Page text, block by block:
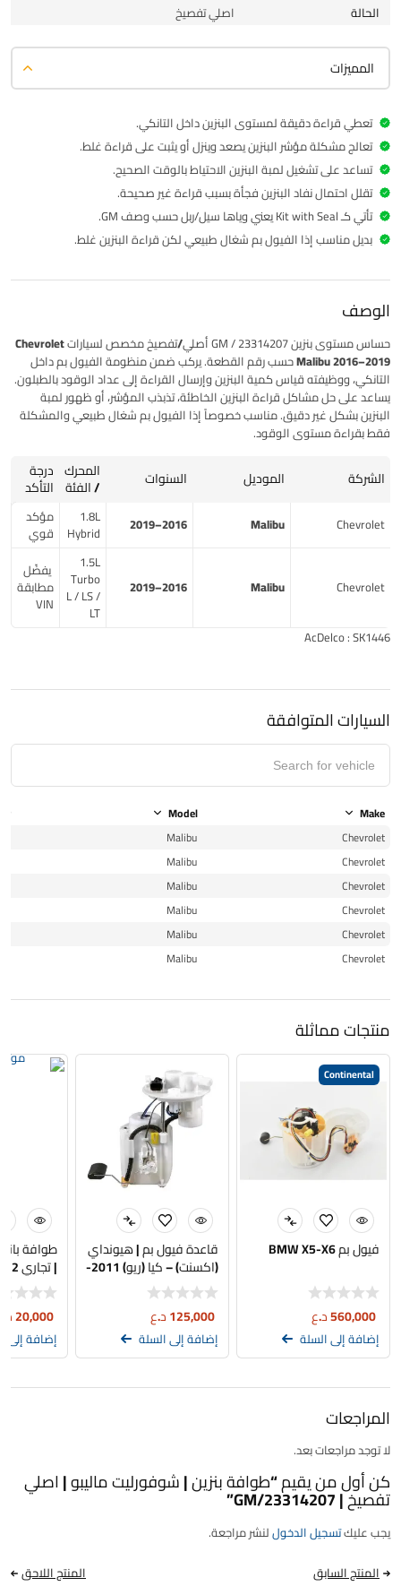
الحالة اصلي تفصيخ
المميزات
تعطي قراءة دقيقة لمستوى البنزين داخل التانكي.
تعالج مشكلة مؤشر البنزين يصعد وينزل أو يثبت على قراءة غلط.
تساعد على تشغيل لمبة البنزين الاحتياط بالوقت الصحيح.
تقلل احتمال نفاد البنزين فجأة بسبب قراءة غير صحيحة.
تأتي كـ Kit with Seal يعني وياها سيل/ربل حسب وصف GM.
بديل مناسب إذا الفيول بم شغال طبيعي لكن قراءة البنزين غلط.
الوصف
حساس مستوى بنزين23314207 / GM أصلي/تفصيخمخصص لسياراتChevrolet
Malibu 2016–2019حسب رقم القطعة. يركب ضمن منظومةالفيول بم داخل
التانكي، ووظيفته قياس كمية البنزين وإرسال القراءة إلى عداد الوقود بالطبلون.
يساعد على حل مشاكل قراءة البنزين الخاطئة، تذبذب المؤشر، أو ظهور لمبة
البنزين بشكل غير دقيق. مناسب خصوصاً إذا الفيول بم شغال طبيعي والمشكلة
فقط بقراءة مستوى الوقود.
الشركة الموديل السنوات المحرك
/ الفئة
درجة
التأكد
Chevrolet
Malibu
2016–2019
1.8L
Hybrid
مؤكد
قوي
Chevrolet
Malibu
2016–2019
1.5L
Turbo
L / LS /
LT
يفضّل
مطابقة
VIN
AcDelco : SK1446
السيارات المتوافقة
Make
Model
Chevrolet
Malibu
Chevrolet
Malibu
Chevrolet
Malibu
Chevrolet
Malibu
Chevrolet
Malibu
Chevrolet
Malibu
منتجات مماثلة
Continental
فيول بم BMW X5-X6
560,000د.ع
إضافة إلى السلة
قاعدة فيول بم | هيونداي
(اكسنت) – كيا (ريو) 2011-
تفصيخ | 31110-1R500
125,000د.ع
إضافة إلى السلة
طوافة
| تجاري 2012-2016
20,000
إضافة إلى
المراجعات
لا توجد مراجعات بعد.
كن أول من يقيم “طوافة بنزين | شوفورليت ماليبو | اصلي
تفصيخ | 23314207/GM”
يجب عليكتسجيل الدخوللنشر مراجعة.
المنتج السابق
المنتج اللاحق